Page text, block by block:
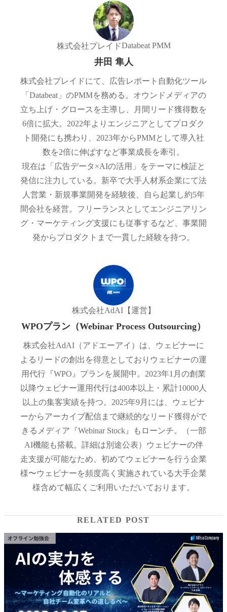
株式会社プレイドDatabeat PMM
井田 隼人
株式会社プレイドにて、広告レポート自動化ツール
「Databeat」のPMMを務める。オウンドメディアの
立ち上げ・グロースを主導し、月間リード獲得数を
6倍に拡大。2022年よりエンジニアとしてプロダク
ト開発にも携わり、2023年からPMMとして導入社
数を2倍に伸ばすなど事業成長を牽引。
現在は「広告データ×AIの活用」をテーマに検証と
発信に注力している。新卒で大手人材系企業にて法
人営業・新規事業開発を経験後、自ら起業し約5年
間会社を経営。フリーランスとしてエンジニアリン
グ・マーケティング支援にも従事するなど、事業開
発からプロダクトまで一貫した経験を持つ。
株式会社AdAI【運営】
WPOプラン（Webinar Process Outsourcing）
株式会社AdAI（アドエーアイ）は、ウェビナーに
よるリードの創出を得意としておりウェビナーの運
用代行『WPO』プランを展開中。2023年1月の創業
以降ウェビナー運用代行は400本以上・累計10000人
以上の集客実績を持つ。2025年9月には、ウェビナ
ーからアーカイブ配信まで継続的なリード獲得がで
きるメディア『Webinar Stock』もローンチ。（一部
AI機能も搭載。詳細は別途公表）ウェビナーの伴
走支援が可能なため、初めてウェビナーを行う企業
様〜ウェビナーを頻度高く実施されている大手企業
様含めて幅広くご利用いただいております。
RELATED POST